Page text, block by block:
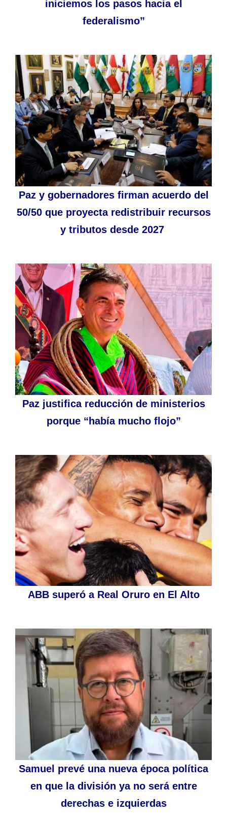
iniciemos los pasos hacia el
federalismo”
Paz y gobernadores firman acuerdo del
50/50 que proyecta redistribuir recursos
y tributos desde 2027
Paz justifica reducción de ministerios
porque “había mucho flojo”
ABB superó a Real Oruro en El Alto
Samuel prevé una nueva época política
en que la división ya no será entre
derechas e izquierdas